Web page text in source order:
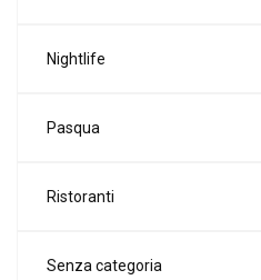
Nightlife
Pasqua
Ristoranti
Senza categoria